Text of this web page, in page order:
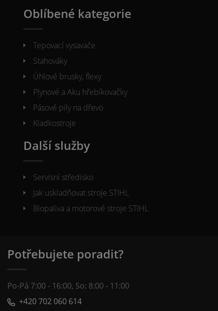
Oblíbené kategorie
Tepovací vysavače
Stahováky
Úhlové brusky, flexy
Plynové a Aku hřebíkovačky
Pásové pily na dřevo
Kladkostroje
Další služby
Servisní středisko
Jak uskladňovat stroje STIHL
Biopaliva a motorové stroje STIHL
Potřebujete poradit?
Po-Pá 7:00 - 16:00, So: 8:00 - 11:00
+420 702 060 614